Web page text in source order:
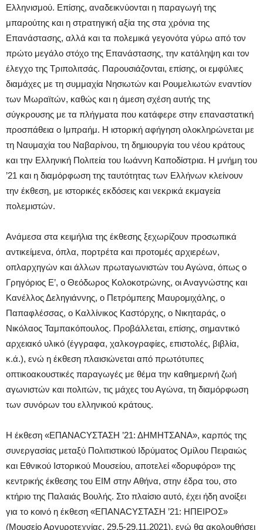
Ελληνισμού. Επίσης, αναδεικνύονται η παραγωγή της
μπαρούτης και η στρατηγική αξία της στα χρόνια της
Επανάστασης, αλλά και τα πολεμικά γεγονότα γύρω από τον
πρώτο μεγάλο στόχο της Επανάστασης, την κατάληψη και τον
έλεγχο της Τριπολιτσάς. Παρουσιάζονται, επίσης, οι εμφύλιες
διαμάχες με τη συμμαχία Νησιωτών και Ρουμελιωτών εναντίον
των Μωραϊτών, καθώς και η άμεση σχέση αυτής της
σύγκρουσης με τα πλήγματα που κατάφερε στην επαναστατική
προσπάθεια ο Ιμπραήμ. Η ιστορική αφήγηση ολοκληρώνεται με
τη Ναυμαχία του Ναβαρίνου, τη δημιουργία του νέου κράτους
και την Ελληνική Πολιτεία του Ιωάννη Καποδίστρια. Η μνήμη του
’21 και η διαμόρφωση της ταυτότητας των Ελλήνων κλείνουν
την έκθεση, με ιστορικές εκδόσεις και νεκρικά εκμαγεία
πολεμιστών.
Ανάμεσα στα κειμήλια της έκθεσης ξεχωρίζουν προσωπικά
αντικείμενα, όπλα, πορτρέτα και προτομές αρχιερέων,
οπλαρχηγών και άλλων πρωταγωνιστών του Αγώνα, όπως ο
Γρηγόριος Ε’, ο Θεόδωρος Κολοκοτρώνης, οι Αναγνώστης και
Κανέλλος Δεληγιάννης, ο Πετρόμπεης Μαυρομιχάλης, ο
Παπαφλέσσας, ο Καλλίνικος Καστόρχης, ο Νικηταράς, ο
Νικόλαος Ταμπακόπουλος. Προβάλλεται, επίσης, σημαντικό
αρχειακό υλικό (έγγραφα, χαλκογραφίες, επιστολές, βιβλία,
κ.ά.), ενώ η έκθεση πλαισιώνεται από πρωτότυπες
οπτικοακουστικές παραγωγές με θέμα την καθημερινή ζωή
αγωνιστών και πολιτών, τις μάχες του Αγώνα, τη διαμόρφωση
των συνόρων του ελληνικού κράτους.
Η έκθεση «ΕΠΑΝΑCYΣΤΑΣΗ ’21: ΔΗΜΗΤΣΑΝΑ», καρπός της
συνεργασίας μεταξύ Πολιτιστικού Ιδρύματος Ομίλου Πειραιώς
και Εθνικού Ιστορικού Μουσείου, αποτελεί «δορυφόρο» της
κεντρικής έκθεσης του ΕΙΜ στην Αθήνα, στην έδρα του, στο
κτήριο της Παλαιάς Βουλής. Στο πλαίσιο αυτό, έχει ήδη ανοίξει
για το κοινό η έκθεση «ΕΠΑΝΑCYΣΤΑΣΗ ’21: ΗΠΕΙΡΟΣ»
(Μουσείο Αργυροτεχνίας, 29.5-29.11.2021), ενώ θα ακολουθήσει